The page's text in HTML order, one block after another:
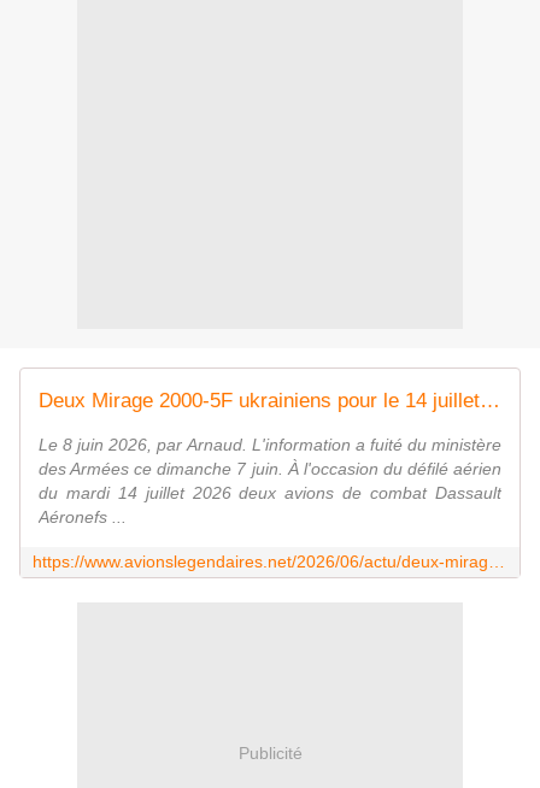
Deux Mirage 2000-5F ukrainiens pour le 14 juillet prochain. - avionslegendaires.net
Le 8 juin 2026, par Arnaud. L'information a fuité du ministère
des Armées ce dimanche 7 juin. À l'occasion du défilé aérien
du mardi 14 juillet 2026 deux avions de combat Dassault
Aéronefs ...
Publicité